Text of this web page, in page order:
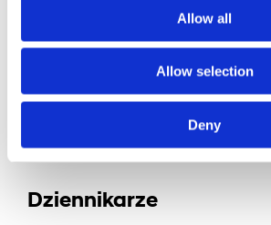
Allow all
Allow selection
Deny
przekazania przez CFM).
Dziennikarze